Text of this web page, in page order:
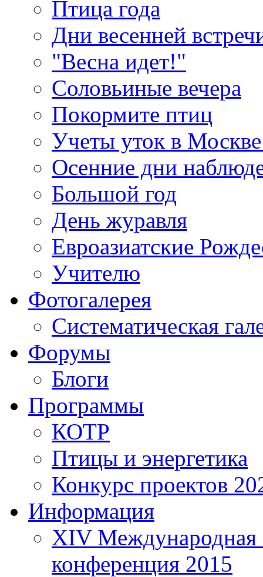
Птица года
Дни весенней
"Весна идет!"
Соловьиные вечера
Покормите птиц
Учеты уток в
Осенние дни
Большой год
День журавля
Евроазиатские
Учителю
Фотогалерея
Систематическая
Форумы
Блоги
Программы
КОТР
Птицы и энергетика
Конкурс проектов
Информация
XIV Международная
конференция 2015